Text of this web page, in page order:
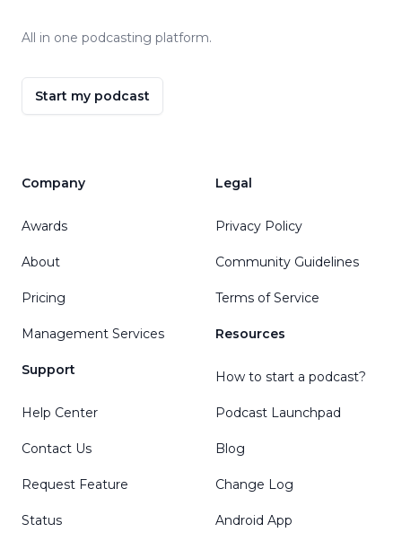
All in one podcasting platform.
Start my podcast
Company
Awards
About
Pricing
Management Services
Support
Help Center
Contact Us
Request Feature
Status
Legal
Privacy Policy
Community Guidelines
Terms of Service
Resources
How to start a podcast?
Podcast Launchpad
Blog
Change Log
Android App